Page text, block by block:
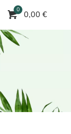
0 0,00 €